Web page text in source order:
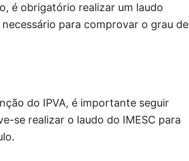
é obrigatório realizar um laudo
para comprovar o grau de
do IPVA, é importante seguir
se realizar o laudo do IMESC para